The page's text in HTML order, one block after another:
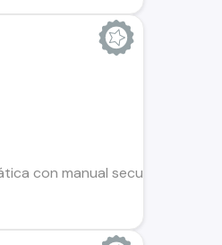
con manual secuencial,